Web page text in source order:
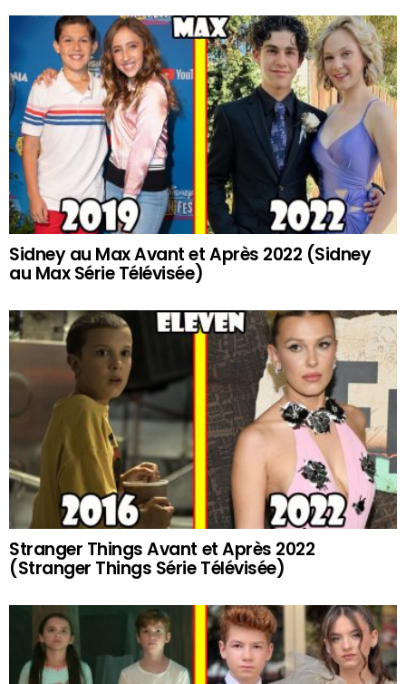
Sidney au Max Avant et Après 2022 (Sidney
au Max Série Télévisée)
Stranger Things Avant et Après 2022
(Stranger Things Série Télévisée)